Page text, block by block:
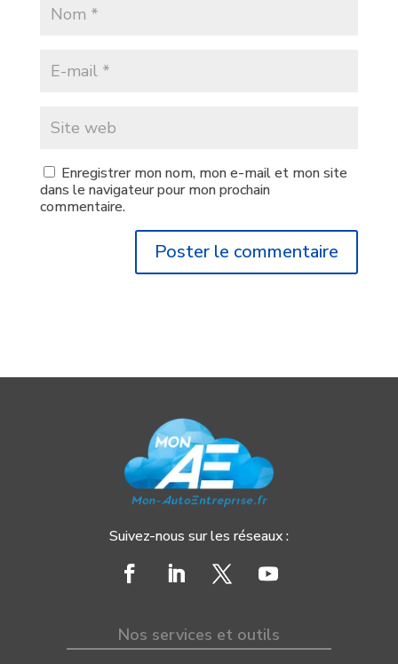
Enregistrer mon nom, mon e-mail et mon site
dans le navigateur pour mon prochain
commentaire.
Suivez-nous sur les réseaux :
Nos services et outils